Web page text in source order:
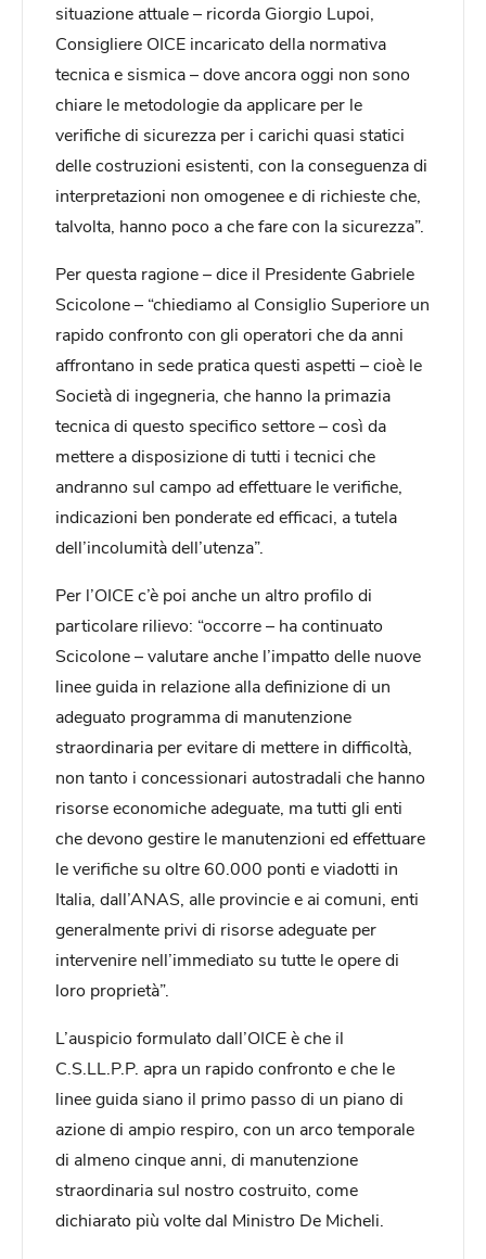
situazione attuale – ricorda Giorgio Lupoi,
Consigliere OICE incaricato della normativa
tecnica e sismica – dove ancora oggi non sono
chiare le metodologie da applicare per le
verifiche di sicurezza per i carichi quasi statici
delle costruzioni esistenti, con la conseguenza di
interpretazioni non omogenee e di richieste che,
talvolta, hanno poco a che fare con la sicurezza”.
Per questa ragione – dice il Presidente Gabriele
Scicolone – “chiediamo al Consiglio Superiore un
rapido confronto con gli operatori che da anni
affrontano in sede pratica questi aspetti – cioè le
Società di ingegneria, che hanno la primazia
tecnica di questo specifico settore – così da
mettere a disposizione di tutti i tecnici che
andranno sul campo ad effettuare le verifiche,
indicazioni ben ponderate ed efficaci, a tutela
dell’incolumità dell’utenza”.
Per l’OICE c’è poi anche un altro profilo di
particolare rilievo: “occorre – ha continuato
Scicolone – valutare anche l’impatto delle nuove
linee guida in relazione alla definizione di un
adeguato programma di manutenzione
straordinaria per evitare di mettere in difficoltà,
non tanto i concessionari autostradali che hanno
risorse economiche adeguate, ma tutti gli enti
che devono gestire le manutenzioni ed effettuare
le verifiche su oltre 60.000 ponti e viadotti in
Italia, dall’ANAS, alle provincie e ai comuni, enti
generalmente privi di risorse adeguate per
intervenire nell’immediato su tutte le opere di
loro proprietà”.
L’auspicio formulato dall’OICE è che il
C.S.LL.P.P. apra un rapido confronto e che le
linee guida siano il primo passo di un piano di
azione di ampio respiro, con un arco temporale
di almeno cinque anni, di manutenzione
straordinaria sul nostro costruito, come
dichiarato più volte dal Ministro De Micheli.